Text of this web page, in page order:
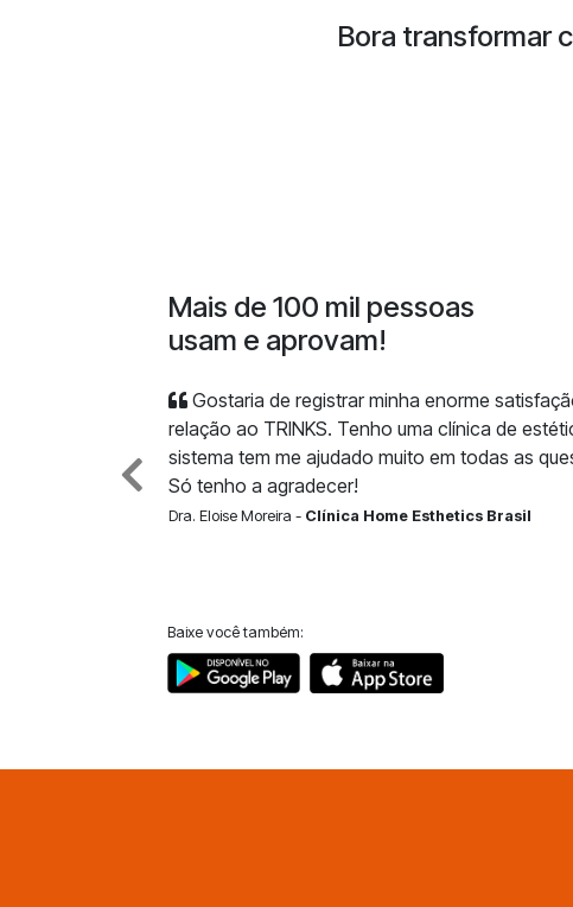
Bora transformar
Mais de 100 mil pessoas
usam e aprovam!
Gostaria de registrar minha enorme
relação ao TRINKS. Tenho uma clínica de
sistema tem me ajudado muito em todas as
Só tenho a agradecer!
Dra. Eloise Moreira - Clínica Home Esthetics Brasil
Baixe você também: